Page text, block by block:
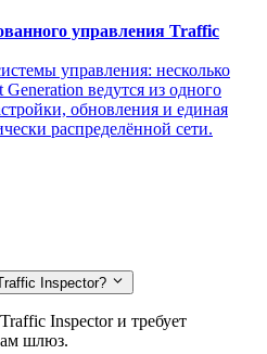
управления Traffic
управления: несколько
ведутся из одного
обновления и единая
распределённой сети.
Inspector?
Inspector и требует
шлюз.